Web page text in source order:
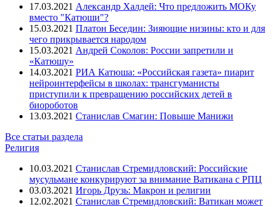
17.03.2021 Александр Халдей: Что предложить МОКу
вместо "Катюши"?
15.03.2021 Платон Беседин: Зияющие низины: кто и для
чего прикрывается народом
15.03.2021 Андрей Соколов: России запретили и
«Катюшу»
14.03.2021 РИА Катюша: «Российская газета» пиарит
нейроинтерфейсы в школах: трансгуманисты
приступили к превращению российских детей в
биороботов
13.03.2021 Станислав Смагин: Повыше Манижи
Все статьи раздела
Религия
10.03.2021 Станислав Стремидловский: Российские
мусульмане конкурируют за внимание Ватикана с РПЦ
03.03.2021 Игорь Друзь: Макрон и религии
12.02.2021 Станислав Стремидловский: Ватикан может